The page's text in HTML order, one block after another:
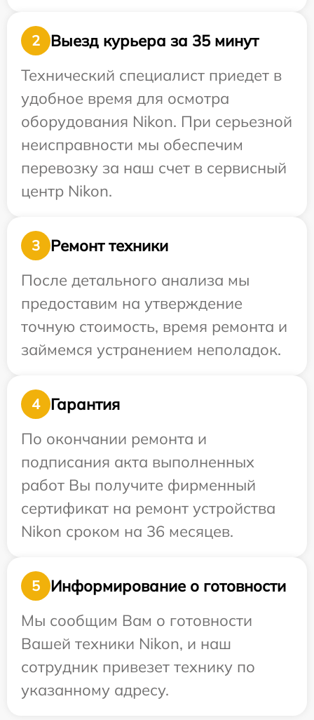
2
Выезд курьера за 35 минут
Технический специалист приедет в
удобное время для осмотра
оборудования Nikon. При серьезной
неисправности мы обеспечим
перевозку за наш счет в сервисный
центр Nikon.
3
Ремонт техники
После детального анализа мы
предоставим на утверждение
точную стоимость, время ремонта и
займемся устранением неполадок.
4
Гарантия
По окончании ремонта и
подписания акта выполненных
работ Вы получите фирменный
сертификат на ремонт устройства
Nikon сроком на 36 месяцев.
5
Информирование о готовности
Мы сообщим Вам о готовности
Вашей техники Nikon, и наш
сотрудник привезет технику по
указанному адресу.